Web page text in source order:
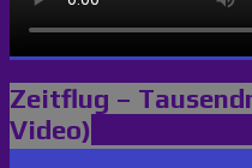
Zeitflug –
Video)